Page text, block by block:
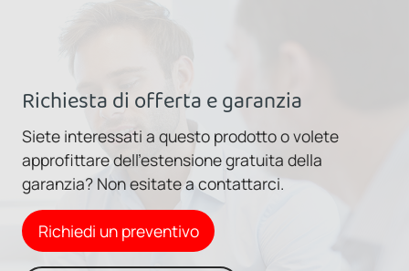
Richiesta di offerta e garanzia
Siete interessati a questo prodotto o volete
approfittare dell'estensione gratuita della
garanzia? Non esitate a contattarci.
Richiedi un preventivo